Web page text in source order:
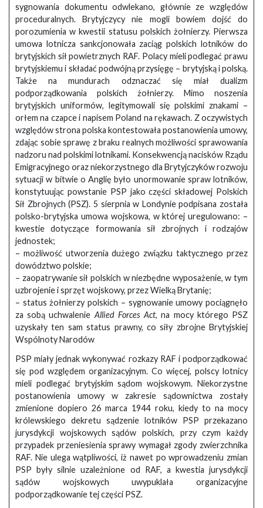
sygnowania dokumentu odwlekano, głównie ze względów
proceduralnych. Brytyjczycy nie mogli bowiem dojść do
porozumienia w kwestii statusu polskich żołnierzy. Pierwsza
umowa lotnicza sankcjonowała zaciąg polskich lotników do
brytyjskich sił powietrznych RAF. Polacy mieli podlegać prawu
brytyjskiemu i składać podwójną przysięgę – brytyjską i polską.
Także na mundurach odznaczać się miał dualizm
podporządkowania polskich żołnierzy. Mimo noszenia
brytyjskich uniformów, legitymowali się polskimi znakami –
orłem na czapce i napisem Poland na rękawach. Z oczywistych
względów strona polska kontestowała postanowienia umowy,
zdając sobie sprawę z braku realnych możliwości sprawowania
nadzoru nad polskimi lotnikami. Konsekwencją nacisków Rządu
Emigracyjnego oraz niekorzystnego dla Brytyjczyków rozwoju
sytuacji w bitwie o Anglię było unormowanie spraw lotników,
konstytuując powstanie PSP jako części składowej Polskich
Sił Zbrojnych (PSZ). 5 sierpnia w Londynie podpisana została
polsko-brytyjska umowa wojskowa, w której uregulowano: –
kwestie dotyczące formowania sił zbrojnych i rodzajów
jednostek;
– możliwość utworzenia dużego związku taktycznego przez
dowództwo polskie;
– zaopatrywanie sił polskich w niezbędne wyposażenie, w tym
uzbrojenie i sprzęt wojskowy, przez Wielką Brytanię;
– status żołnierzy polskich – sygnowanie umowy pociągnęło
za sobą uchwalenie Allied Forces Act, na mocy którego PSZ
uzyskały ten sam status prawny, co siły zbrojne Brytyjskiej
Wspólnoty Narodów
PSP miały jednak wykonywać rozkazy RAF i podporządkować
się pod względem organizacyjnym. Co więcej, polscy lotnicy
mieli podlegać brytyjskim sądom wojskowym. Niekorzystne
postanowienia umowy w zakresie sądownictwa zostały
zmienione dopiero 26 marca 1944 roku, kiedy to na mocy
królewskiego dekretu sądzenie lotników PSP przekazano
jurysdykcji wojskowych sądów polskich, przy czym każdy
przypadek przeniesienia sprawy wymagał zgody zwierzchnika
RAF. Nie ulega wątpliwości, iż nawet po wprowadzeniu zmian
PSP były silnie uzależnione od RAF, a kwestia jurysdykcji
sądów wojskowych uwypuklała organizacyjne
podporządkowanie tej części PSZ.